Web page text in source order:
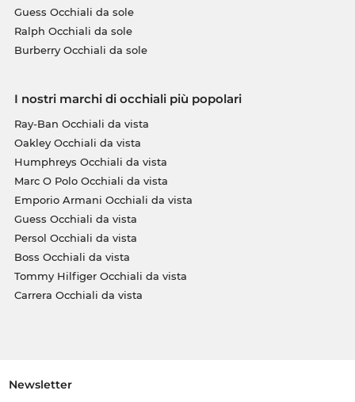
Guess Occhiali da sole
Ralph Occhiali da sole
Burberry Occhiali da sole
I nostri marchi di occhiali più popolari
Ray-Ban Occhiali da vista
Oakley Occhiali da vista
Humphreys Occhiali da vista
Marc O Polo Occhiali da vista
Emporio Armani Occhiali da vista
Guess Occhiali da vista
Persol Occhiali da vista
Boss Occhiali da vista
Tommy Hilfiger Occhiali da vista
Carrera Occhiali da vista
Newsletter